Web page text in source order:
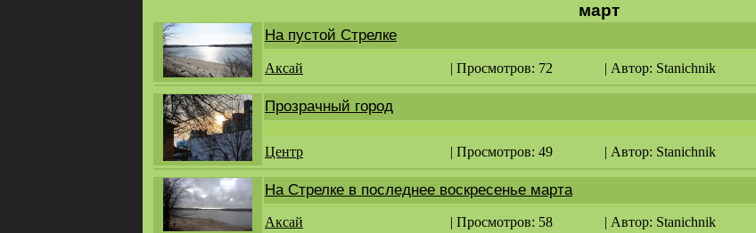
здесь
март
На пустой Стрелке
Аксай | Просмотров: 72 | Автор: Stanichnik
Прозрачный город
Центр | Просмотров: 49 | Автор: Stanichnik
На Стрелке в последнее воскресенье марта
Аксай | Просмотров: 58 | Автор: Stanichnik